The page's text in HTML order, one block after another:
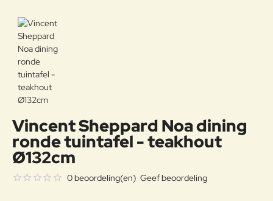
Vincent Sheppard Noa dining
ronde tuintafel - teakhout
Ø132cm
0 beoordeling(en) Geef beoordeling